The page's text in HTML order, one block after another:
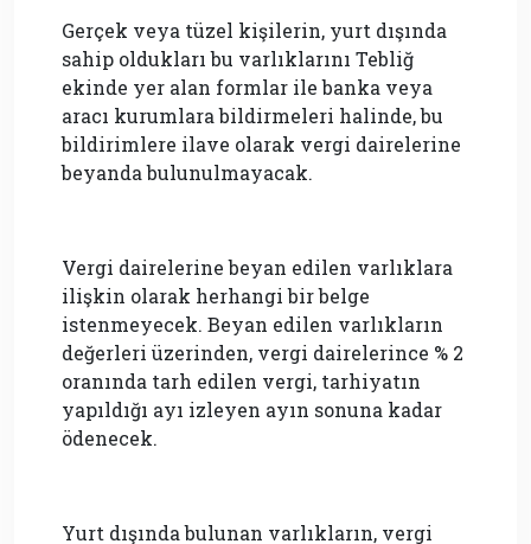
Gerçek veya tüzel kişilerin, yurt dışında
sahip oldukları bu varlıklarını Tebliğ
ekinde yer alan formlar ile banka veya
aracı kurumlara bildirmeleri halinde, bu
bildirimlere ilave olarak vergi dairelerine
beyanda bulunulmayacak.
Vergi dairelerine beyan edilen varlıklara
ilişkin olarak herhangi bir belge
istenmeyecek. Beyan edilen varlıkların
değerleri üzerinden, vergi dairelerince % 2
oranında tarh edilen vergi, tarhiyatın
yapıldığı ayı izleyen ayın sonuna kadar
ödenecek.
Yurt dışında bulunan varlıkların, vergi